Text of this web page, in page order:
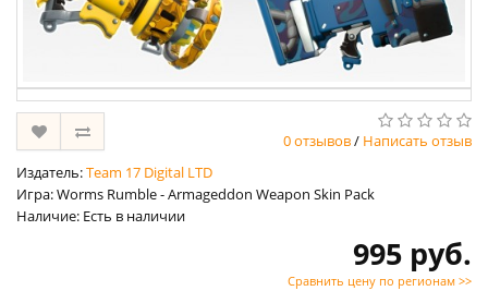
0 отзывов/ Написать отзыв
Издатель:Team 17 Digital LTD
Игра: Worms Rumble - Armageddon Weapon Skin Pack
Наличие: Есть в наличии
995 руб.
Сравнить цену по регионам >>